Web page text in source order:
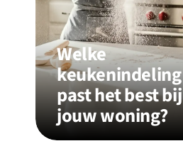
Welke
keukenindeling
past het best bij
jouw woning?